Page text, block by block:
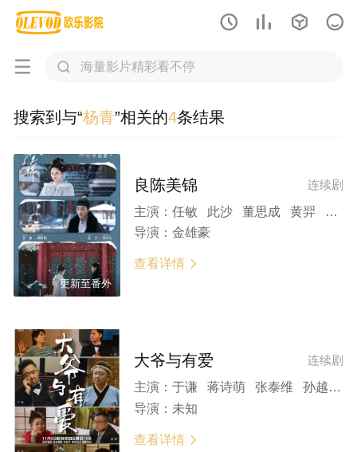
   
 
搜索到与“杨青”相关的4条结果
更新至番外
连续剧
良陈美锦
主演： 任敏 此沙 董思成 黄羿 吴刚 王思懿 左叶 印小天 杨童舒 李菲儿 张耀 黄日莹 杨昆 杨青 丁嘉丽 李媛 黄龄 钱波 郑家彬
导演： 金雄豪
查看详情 
连续剧
大爷与有爱
主演： 于谦 蒋诗萌 张泰维 孙越 李宗恒 关凌 杨青 卜钰 曹贺军 童飞 周英俊 刘宏禄
导演： 未知
查看详情 